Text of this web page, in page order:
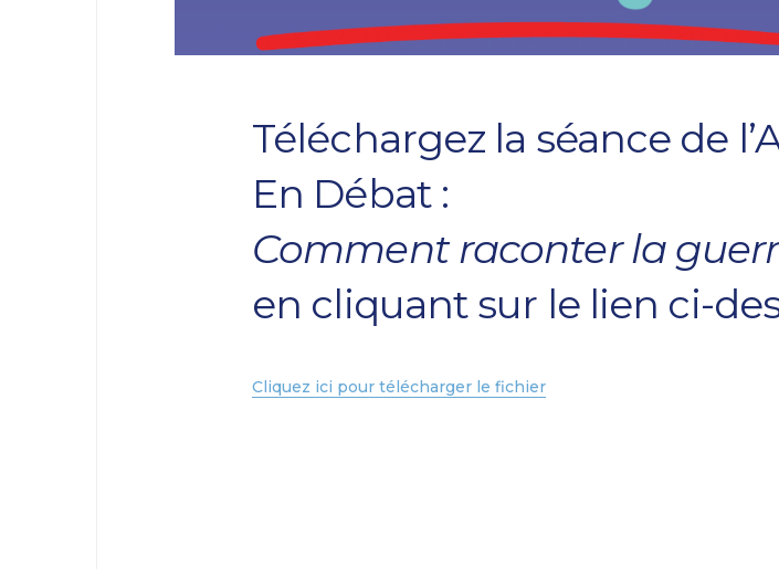
Téléchargez la séance de
En Débat :
Comment raconter la
en cliquant sur le lien ci-
Cliquez ici pour télécharger le fichier